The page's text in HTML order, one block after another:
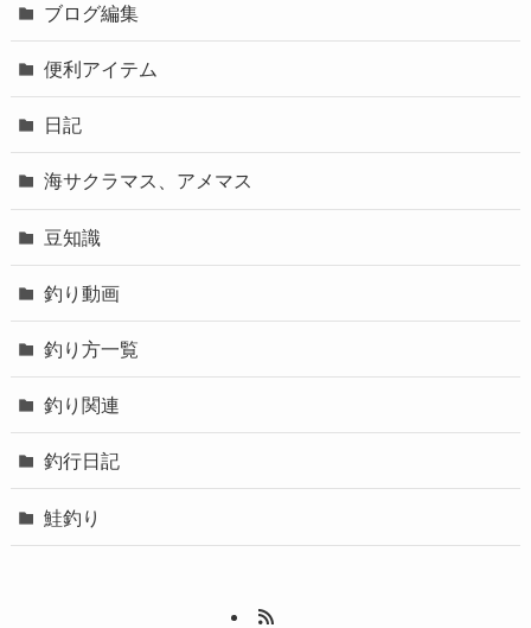
ブログ編集
便利アイテム
日記
海サクラマス、アメマス
豆知識
釣り動画
釣り方一覧
釣り関連
釣行日記
鮭釣り